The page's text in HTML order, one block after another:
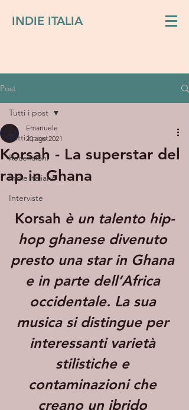
INDIE ITALIA
Post
Tutti i post
Recensioni
Indie italiano
Interviste
Tutti i post
Korsah - La superstar del
rap in Ghana
Emanuele
20 ago 2021
Korsah è un talento hip-
hop ghanese divenuto
presto una star in Ghana
e in parte dell’Africa
occidentale. La sua
musica si distingue per
interessanti varietà
stilistiche e
contaminazioni che
creano un ibrido